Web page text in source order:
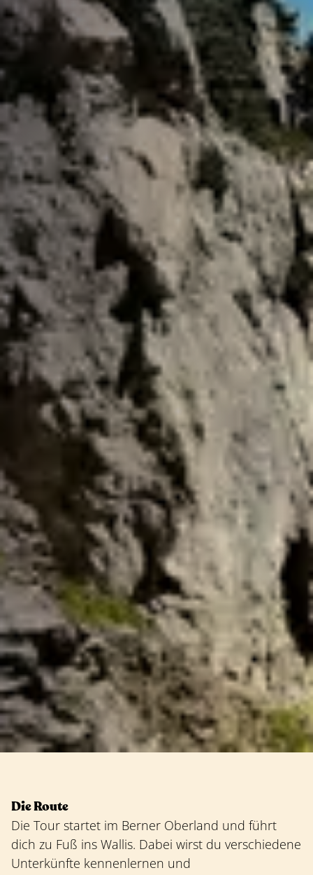
Die Route
Die Tour startet im Berner Oberland und führt
dich zu Fuß ins Wallis. Dabei wirst du verschiedene
Unterkünfte kennenlernen und